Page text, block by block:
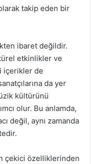
takip eden bir
ibaret değildir.
etkinlikler ve
içerikler de
da yer
kültürünü
olur. Bu anlamda,
değil, aynı zamanda
çekici özelliklerinden